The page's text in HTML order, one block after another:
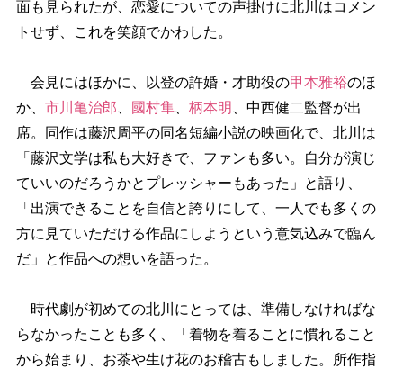
面も見られたが、恋愛についての声掛けに北川はコメン
トせず、これを笑顔でかわした。
会見にはほかに、以登の許婚・才助役の甲本雅裕のほ
か、 市川亀治郎 國村隼、 柄本明
、中西健二監督が出
席。同作は藤沢周平の同名短編小説の映画化で、北川は
「藤沢文学は私も大好きで、ファンも多い。自分が演じ
ていいのだろうかとプレッシャーもあった」と語り、
「出演できることを自信と誇りにして、一人でも多くの
方に見ていただける作品にしようという意気込みで臨ん
だ」と作品への想いを語った。
時代劇が初めての北川にとっては、準備しなければな
らなかったことも多く、「着物を着ることに慣れること
から始まり、お茶や生け花のお稽古もしました。所作指